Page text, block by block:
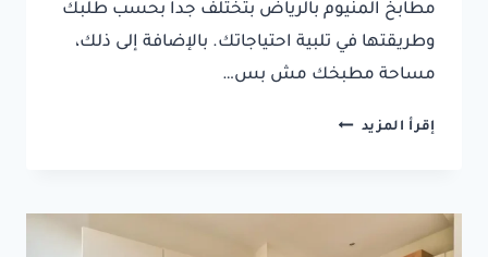
مطابخ المنيوم بالرياض بتختلف جداً بحسب طلبك
وطريقتها في تلبية احتياجاتك. بالإضافة إلى ذلك،
مساحة مطبخك مش بس…
إقرأ المزيد اسعار